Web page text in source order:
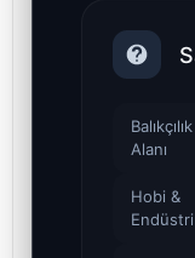
Balıkçılık
Alanı
Hobi &
Endüstri